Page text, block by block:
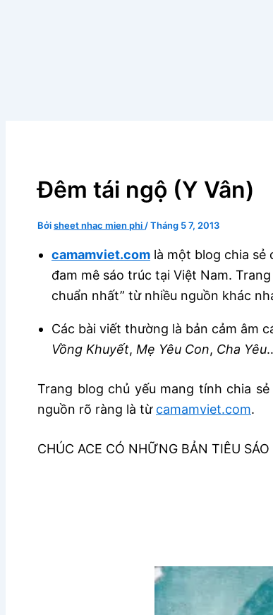
Đêm tái ngộ (Y Vân)
Bởisheet nhac mien phi /Tháng 5 7, 2013
camamviet.com là một blog chia sẻ
đam mê sáo trúc tại Việt Nam.
chuẩn nhất” từ nhiều nguồn khác
Các bài viết thường là bản cảm âm
Vồng Khuyết, Mẹ Yêu Con, Cha Yêu
Trang blog chủ yếu mang tính chia
nguồn rõ ràng là từ camamviet.com.
CHÚC ACE CÓ NHỮNG BẢN TIÊU